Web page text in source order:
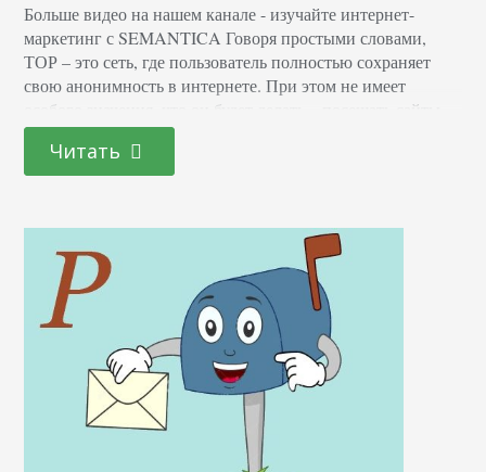
Больше видео на нашем канале - изучайте интернет-
маркетинг с SEMANTICA Говоря простыми словами,
ТОР – это сеть, где пользователь полностью сохраняет
свою анонимность в интернете. При этом не имеет
особого значения, что он будет делать – посещать сайты,
вести собственный блог, отправлять сообщения.
Анонимность трафика возможна за счет применения
распределенной по всему миру серверной сети с
Читать